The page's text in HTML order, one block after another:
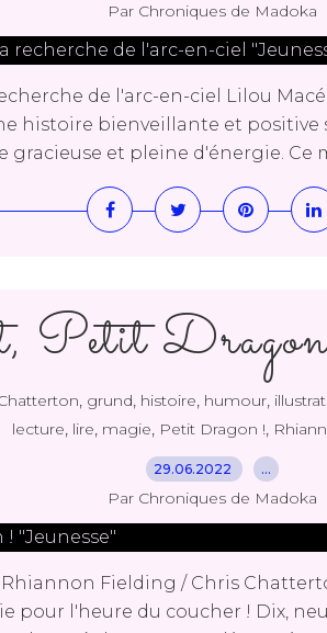
Par Chroniques de Madoka
de l'arc-en-ciel Lilou
histoire bienveillante et
et pleine d'énergie. Ce
Dragon !
, grund, histoire, humour,
lecture, lire, magie, Petit Dragon !,
29.06.2022 …
Par Chroniques de Madoka
Fielding / Chris
pour l'heure du coucher ! Dix,